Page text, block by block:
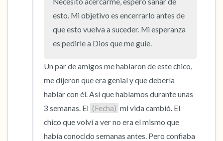
esto. Mi objetivo es encerrarlo antes de
que esto vuelva a suceder. Mi esperanza
es pedirle a Dios que me guíe.
Un par de amigos me hablaron de este chico,
me dijeron que era genial y que debería
hablar con él. Así que hablamos durante unas
3 semanas. El (Fecha) mi vida cambió. El
chico que volví a ver no era el mismo que
había conocido semanas antes. Pero confiaba
dentro de la habitación y por la ventana)
4 – cosas que puedes sentir (¿qué hay frente
3 – cosas que puedes oír
2 – cosas que puedes oler
1 – cosa que te gusta de ti mismo.